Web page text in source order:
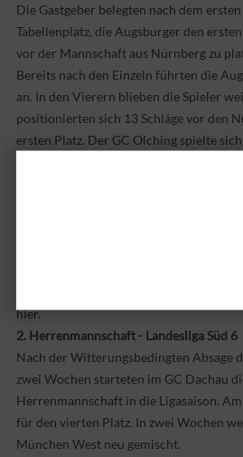
Die Gastgeber belegten nach dem
Tabellenplatz, die Augsburger den ersten
vor der Mannschaft aus Nürnberg zu
Bereits nach den Einzeln führten die
an. In den Vierern blieben die Spieler
positionierten sich 13 Schläge vor den
ersten Platz. Der GC Olching spielte
hier.
2. Herrenmannschaft - Landesliga Süd 6
Nach der Witterungsbedingten Absage
zwei Wochen starteten im GC Dachau
Herrenmannschaft in die Ligasaison.
für den vierten Platz. In zwei Wochen
München West neu gemischt.